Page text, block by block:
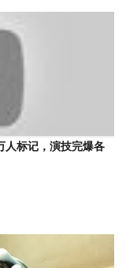
人标记，演技完爆各